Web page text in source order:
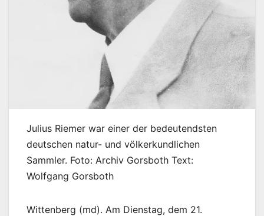
Julius Riemer war einer der bedeutendsten
deutschen natur- und völkerkundlichen
Sammler. Foto: Archiv Gorsboth Text:
Wolfgang Gorsboth
Wittenberg (md). Am Dienstag, dem 21.